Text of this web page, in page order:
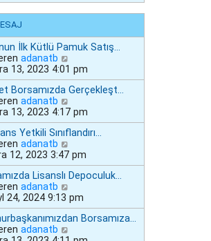
ü
n
ü
l
İlk Kütlü Pamuk Satış…
adanatb
o
n
m
s
a
j
g
ö
r
n
t
ü
13, 2023 4:01 pm
Borsamızda Gerçekleşt…
adanatb
o
n
m
s
a
j
g
ö
r
13, 2023 4:17 pm
Yetkili Sınıflandırı…
adanatb
o
n
m
s
a
j
12, 2023 3:47 pm
Lisanslı Depoculuk…
adanatb
o
n
m
24, 2024 9:13 pm
Borsamıza…
adanatb